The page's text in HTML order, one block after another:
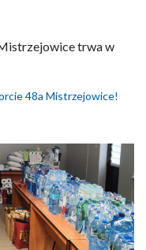
trwa w
48a Mistrzejowice!